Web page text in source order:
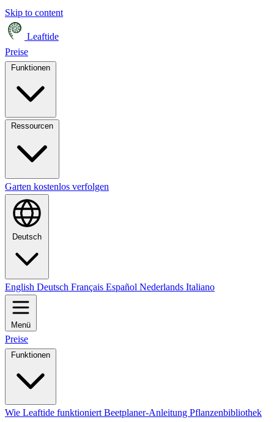
Skip to content
Leaftide
Preise
Garten kostenlos verfolgen
Deutsch
English Deutsch Français Español Nederlands Italiano
Menü
Preise
Funktionen
Wie Leaftide funktioniert Beetplaner-Anleitung Pflanzenbibliothek